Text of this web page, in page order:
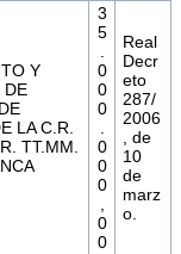
Y
DE
LA C.R.
TT.MM.
3
5
.
0
0
0
.
0
0
0
,
0
0
Real
Decr
eto
287/
2006
, de
10
de
marz
o.